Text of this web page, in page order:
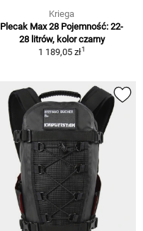
Kriega
Plecak Max 28 Pojemność: 22-
28 litrów, kolor czarny
1 189,05 zł1